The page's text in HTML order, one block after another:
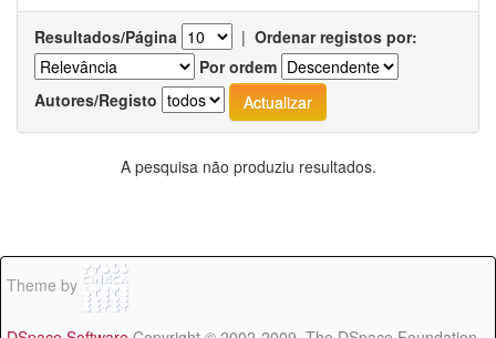
Resultados/Página | Ordenar registos por:
Por ordem
Autores/Registo
A pesquisa não produziu resultados.
Theme by